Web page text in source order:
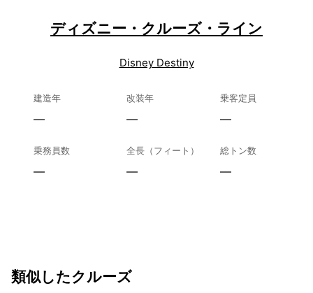
ディズニー・クルーズ・ライン
Disney Destiny
建造年
—
改装年
—
乗客定員
—
乗務員数
—
全長（フィート）
—
総トン数
—
類似したクルーズ